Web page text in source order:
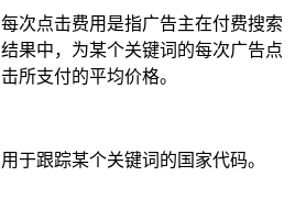
每次点击费用是指广告主在付费搜索
结果中，为某个关键词的每次广告点
击所支付的平均价格。
用于跟踪某个关键词的国家代码。